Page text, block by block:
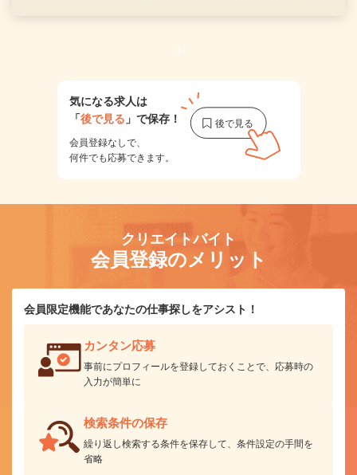
1
気になる求人は
「後で見る 」で保存！
会員登録なしで、
何件でも応募できます。
クリエイトバイト
会員登録のメリット
会員限定機能であなたの仕事探しをアシスト！
カンタン応募
事前にプロフィールを登録しておくことで、応募時の
入力が簡単に
検索条件の保存
繰り返し検索する条件を保存して、条件設定の手間を
省略